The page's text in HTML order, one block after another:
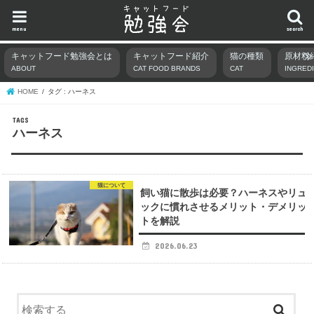
search
menu
キャットフード勉強会とは
ABOUT
キャットフード紹介
CAT FOOD BRANDS
猫の種類
CAT
原材料
HOME タグ : ハーネス
ハーネス
猫について
飼い猫に散歩は必要？ハーネスやリュ
ックに慣れさせるメリット・デメリッ
トを解説
2026.06.23